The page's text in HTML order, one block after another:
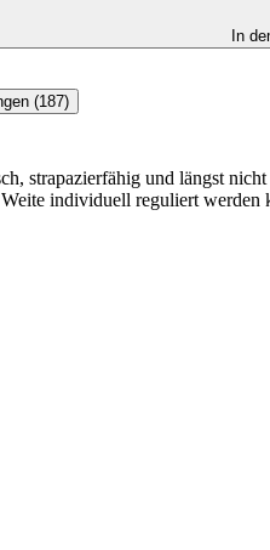
In
(187)
strapazierfähig und längst
individuell reguliert werden